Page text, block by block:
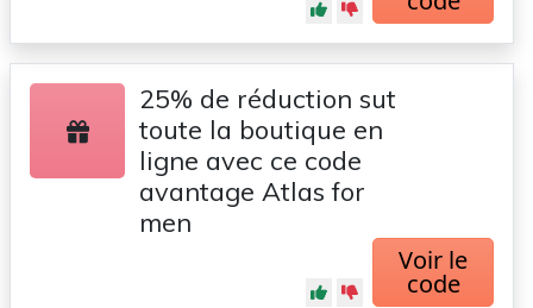
25% de réduction sut
toute la boutique en
ligne avec ce code
avantage Atlas for
men
Voir le
code